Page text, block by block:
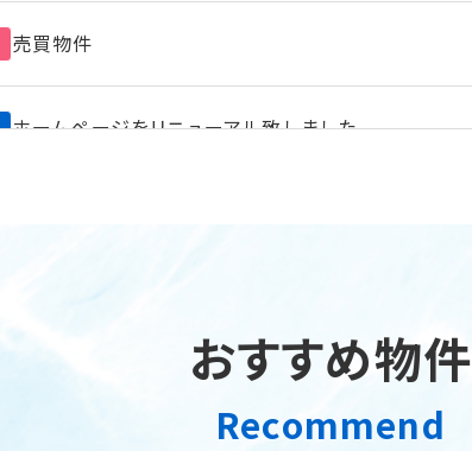
売買物件
ホームページをリニューアル致しました。
おすすめ物件
Recommend